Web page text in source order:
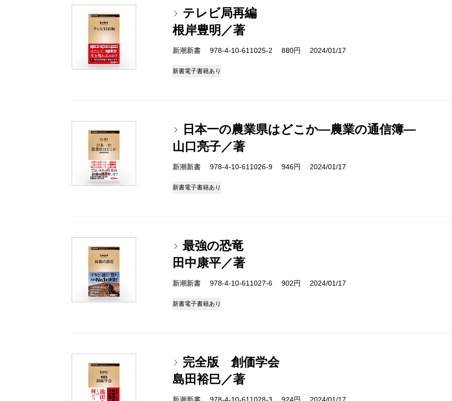
テレビ局再編
根岸豊明／著
新潮新書 978-4-10-611025-2 880円 2024/01/17
新書電子書籍あり
日本一の農業県はどこか―農業の通信簿―
山口亮子／著
新潮新書 978-4-10-611026-9 946円 2024/01/17
新書電子書籍あり
最強の恐竜
田中康平／著
新潮新書 978-4-10-611027-6 902円 2024/01/17
新書電子書籍あり
完全版 創価学会
島田裕巳／著